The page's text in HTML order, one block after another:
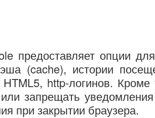
предоставляет опции
(cache), истории
http-логинов.
запрещать
при закрытии браузера.